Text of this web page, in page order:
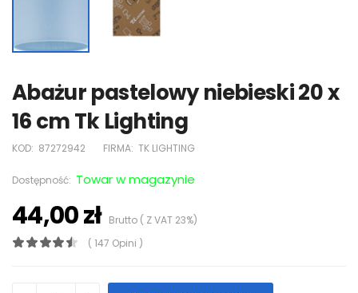
Abażur pastelowy niebieski 20 x
16 cm Tk Lighting
KOD: 87272942 FIRMA: TK LIGHTING
Dostępność: Towar w magazynie
44,00 złBrutto ( Z VAT 23%)
( 147 Opini )